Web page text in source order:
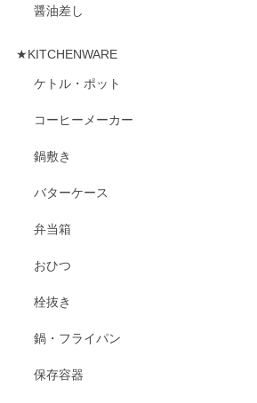
醤油差し
★KITCHENWARE
ケトル・ポット
コーヒーメーカー
鍋敷き
バターケース
弁当箱
おひつ
栓抜き
鍋・フライパン
保存容器